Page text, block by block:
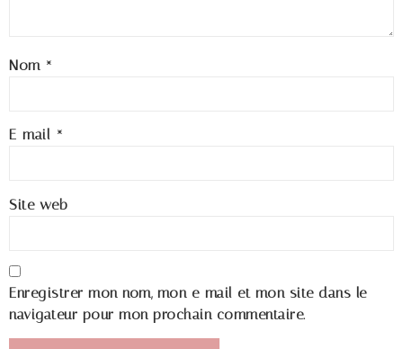
Nom *
E-mail *
Site web
Enregistrer mon nom, mon e-mail et mon site dans le
navigateur pour mon prochain commentaire.